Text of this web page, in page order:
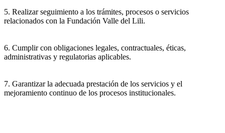
5. Realizar seguimiento a los trámites, procesos o servicios
relacionados con la Fundación Valle del Lili.
6. Cumplir con obligaciones legales, contractuales, éticas,
administrativas y regulatorias aplicables.
7. Garantizar la adecuada prestación de los servicios y el
mejoramiento continuo de los procesos institucionales.